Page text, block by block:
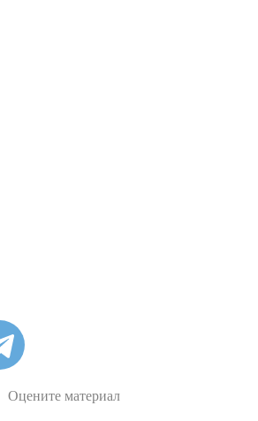
Оцените материал